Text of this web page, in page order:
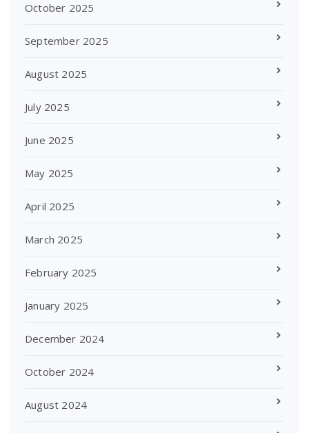
October 2025
September 2025
August 2025
July 2025
June 2025
May 2025
April 2025
March 2025
February 2025
January 2025
December 2024
October 2024
August 2024